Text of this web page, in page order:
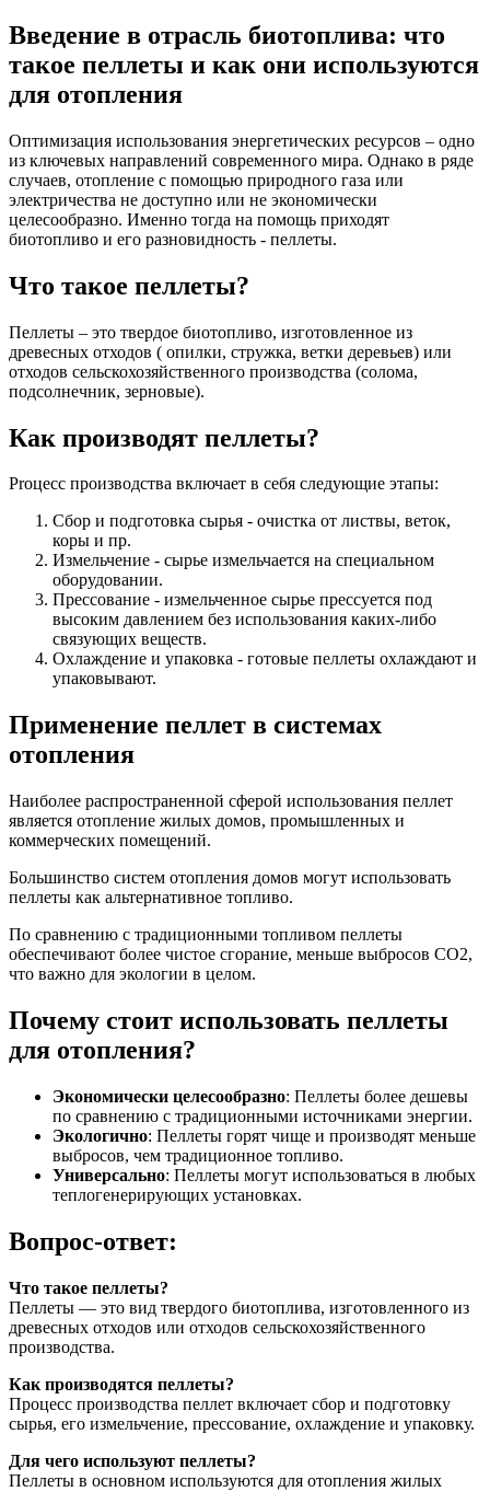
Введение в отрасль биотоплива: что
такое пеллеты и как они используются
для отопления
Оптимизация использования энергетических ресурсов – одно
из ключевых направлений современного мира. Однако в ряде
случаев, отопление с помощью природного газа или
электричества не доступно или не экономически
целесообразно. Именно тогда на помощь приходят
биотопливо и его разновидность - пеллеты.
Что такое пеллеты?
Пеллеты – это твердое биотопливо, изготовленное из
древесных отходов ( опилки, стружка, ветки деревьев) или
отходов сельскохозяйственного производства (солома,
подсолнечник, зерновые).
Как производят пеллеты?
Proцесс производства включает в себя следующие этапы:
Сбор и подготовка сырья - очистка от листвы, веток,
коры и пр.
Измельчение - сырье измельчается на специальном
оборудовании.
Прессование - измельченное сырье прессуется под
высоким давлением без использования каких-либо
связующих веществ.
Охлаждение и упаковка - готовые пеллеты охлаждают и
упаковывают.
Применение пеллет в системах
отопления
Наиболее распространенной сферой использования пеллет
является отопление жилых домов, промышленных и
коммерческих помещений.
Большинство систем отопления домов могут использовать
пеллеты как альтернативное топливо.
По сравнению с традиционными топливом пеллеты
обеспечивают более чистое сгорание, меньше выбросов CO2,
что важно для экологии в целом.
Почему стоит использовать пеллеты
для отопления?
Экономически целесообразно: Пеллеты более дешевы
по сравнению с традиционными источниками энергии.
Экологично: Пеллеты горят чище и производят меньше
выбросов, чем традиционное топливо.
Универсально: Пеллеты могут использоваться в любых
теплогенерирующих установках.
Вопрос-ответ:
Что такое пеллеты?
Пеллеты — это вид твердого биотоплива, изготовленного из
древесных отходов или отходов сельскохозяйственного
производства.
Как производятся пеллеты?
Процесс производства пеллет включает сбор и подготовку
сырья, его измельчение, прессование, охлаждение и упаковку.
Для чего используют пеллеты?
Пеллеты в основном используются для отопления жилых